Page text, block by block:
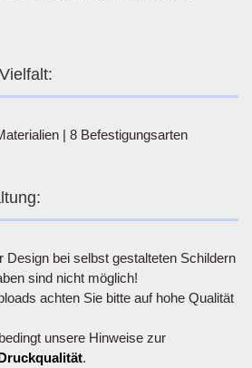
| 8 Befestigungsarten
Design bei selbst gestalteten Schildern
sind nicht möglich!
achten Sie bitte auf hohe Qualität
unsere Hinweise zur
.